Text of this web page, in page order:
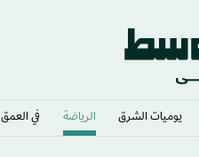
يوميات الشرق​ الرياضة في العمق